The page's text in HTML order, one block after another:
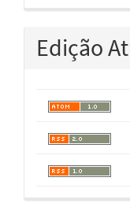
Edição